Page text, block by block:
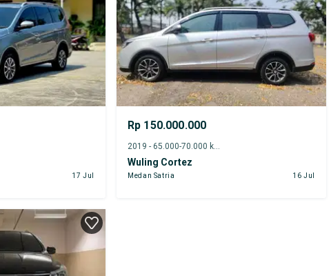
17 Jul
Rp 150.000.000
2019 - 65.000-70.000 km
Wuling Cortez
Medan Satria 16 Jul